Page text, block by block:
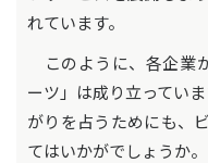
れています。
このように、各企業
ーツ」は成り立ってい
がりを占うためにも、
てはいかがでしょうか。